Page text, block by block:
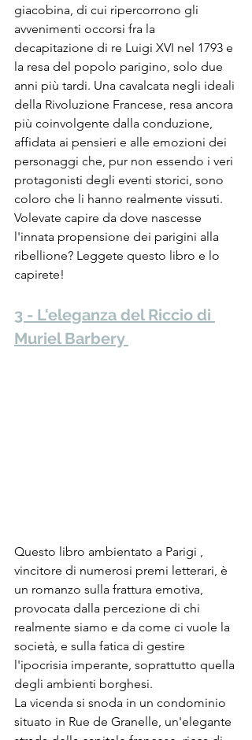
giacobina, di cui ripercorrono gli
avvenimenti occorsi fra la
decapitazione di re Luigi XVI nel 1793 e
la resa del popolo parigino, solo due
anni più tardi. Una cavalcata negli ideali
della Rivoluzione Francese, resa ancora
più coinvolgente dalla conduzione,
affidata ai pensieri e alle emozioni dei
personaggi che, pur non essendo i veri
protagonisti degli eventi storici, sono
coloro che li hanno realmente vissuti.
Volevate capire da dove nascesse
l'innata propensione dei parigini alla
ribellione? Leggete questo libro e lo
capirete!
3 - L'eleganza del Riccio di
Muriel Barbery
Questo libro ambientato a Parigi ,
vincitore di numerosi premi letterari, è
un romanzo sulla frattura emotiva,
provocata dalla percezione di chi
realmente siamo e da come ci vuole la
società, e sulla fatica di gestire
l'ipocrisia imperante, soprattutto quella
degli ambienti borghesi.
La vicenda si snoda in un condominio
situato in Rue de Granelle, un'elegante